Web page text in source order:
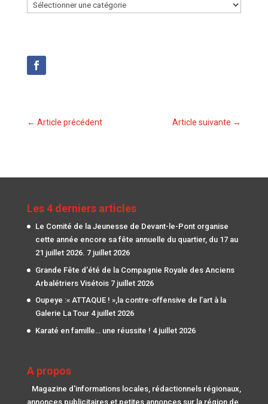
Catégories
← Article précédent Article suivante →
Les 4 derniers articles
Le Comité de la Jeunesse de Devant-le-Pont organise
cette année encore sa fête annuelle du quartier, du 17 au
21 juillet 2026. 7 juillet 2026
Grande Fête d’été de la Compagnie Royale des Anciens
Arbalétriers Visétois 7 juillet 2026
Oupeye :« ATTAQUE ! »,la contre-offensive de l’art à la
Galerie La Tour 4 juillet 2026
Karaté en famille… une réussite ! 4 juillet 2026
A propos
Magazine d'informations locales, rédactionnels régionaux,
annonces publicitaires et petites annonces sur la région de